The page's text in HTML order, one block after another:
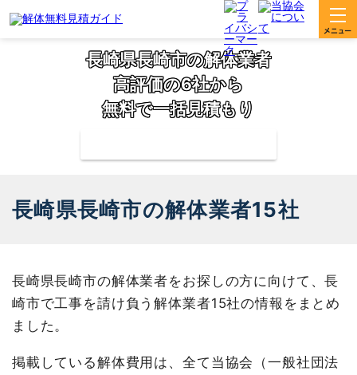
長崎県長崎市の解体業者
高評価の6社から
無料で一括見積もり
長崎県長崎市の解体業者15社
長崎県長崎市の解体業者をお探しの方に向けて、長
崎市で工事を請け負う解体業者15社の情報をまとめ
ました。
掲載している解体費用は、全て当協会（一般社団法